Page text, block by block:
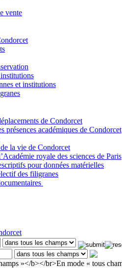
vente
et institutions
de Condorcet
présences académiques de Condorcet
la vie de Condorcet
royale des sciences de Paris
pour données matérielles
des filigranes